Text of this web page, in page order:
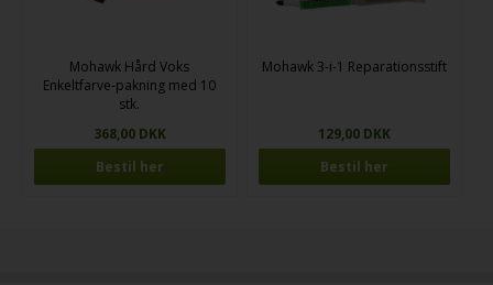
Mohawk Hård Voks
Enkeltfarve-pakning med 10
stk.
368,00 DKK
Bestil her
Mohawk 3-i-1 Reparationsstift
129,00 DKK
Bestil her